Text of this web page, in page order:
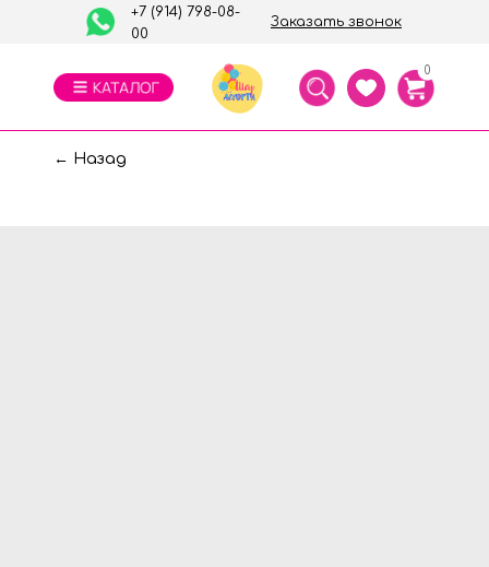
Заказать звонок
+7 (914) 798-08-
00
0
← Назад